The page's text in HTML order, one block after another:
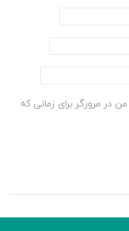
در مرورگر برای زمانی که